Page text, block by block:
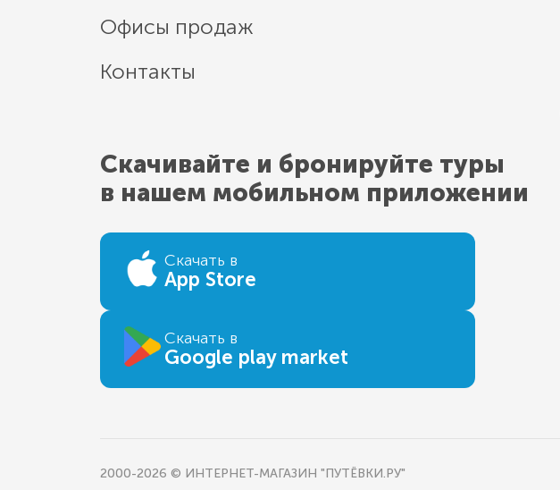
Офисы продаж
Контакты
Скачивайте и бронируйте туры
в нашем мобильном приложении
Скачать в
App Store
Скачать в
Google play market
2000-2026 © ИНТЕРНЕТ-МАГАЗИН "ПУТЁВКИ.РУ"